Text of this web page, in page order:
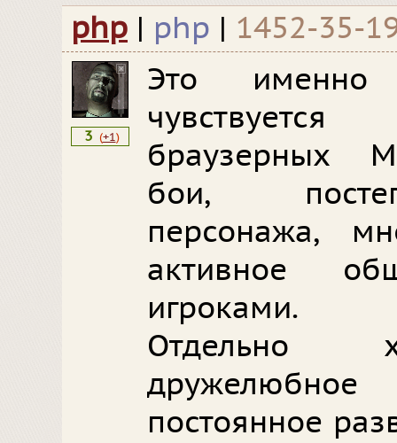
php | php | 1452-35-
3 (+1)
Это именно
браузерных
бои,
персонажа,
активное
игроками.
Отдельно
постоянное